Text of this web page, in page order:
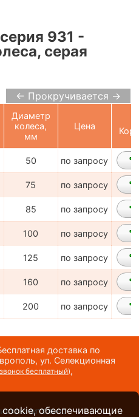
931 -
серая
← Прокручивается →
Диаметр
колеса,
мм
Цена
50 по запросу
75 по запросу
85 по запросу
100 по запросу
125 по запросу
160 по запросу
200 по запросу
доставка по
ул. Селекционная
бесплатный),
обеспечивающие